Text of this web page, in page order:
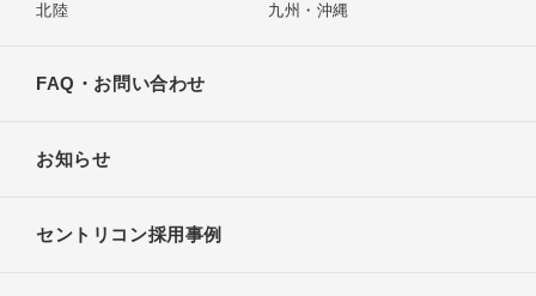
北陸 九州・沖縄
FAQ・お問い合わせ
お知らせ
セントリコン採用事例